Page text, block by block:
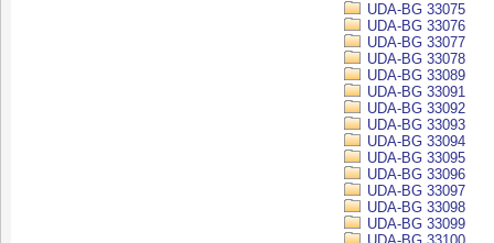
UDA-BG 33075
UDA-BG 33076
UDA-BG 33077
UDA-BG 33078
UDA-BG 33089
UDA-BG 33091
UDA-BG 33092
UDA-BG 33093
UDA-BG 33094
UDA-BG 33095
UDA-BG 33096
UDA-BG 33097
UDA-BG 33098
UDA-BG 33099